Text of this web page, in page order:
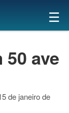
×
☰
ave
de janeiro de